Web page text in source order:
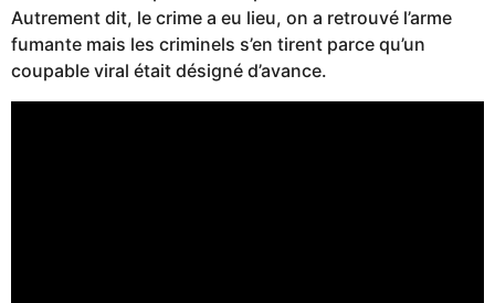
Autrement dit, le crime a eu lieu, on a retrouvé l’arme
fumante mais les criminels s’en tirent parce qu’un
coupable viral était désigné d’avance.